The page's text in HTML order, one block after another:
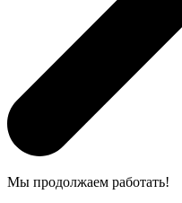
Мы продолжаем работать!